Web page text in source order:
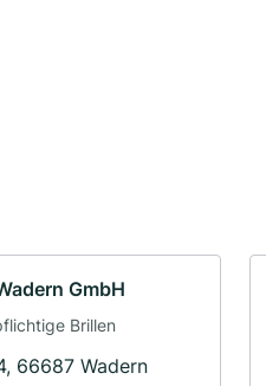
GmbH
Brillen
66687 Wadern